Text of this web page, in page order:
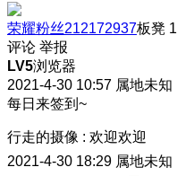
荣耀粉丝212172937板凳 1
评论 举报
LV5浏览器
2021-4-30 10:57 属地未知
每日来签到~
行走的摄像 : 欢迎欢迎
2021-4-30 18:29 属地未知